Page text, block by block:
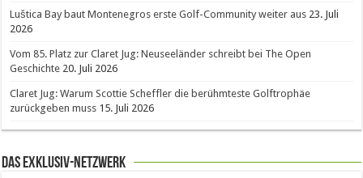
Luštica Bay baut Montenegros erste Golf-Community weiter aus 23. Juli
2026
Vom 85. Platz zur Claret Jug: Neuseeländer schreibt bei The Open
Geschichte 20. Juli 2026
Claret Jug: Warum Scottie Scheffler die berühmteste Golftrophäe
zurückgeben muss 15. Juli 2026
Das Exklusiv-Netzwerk